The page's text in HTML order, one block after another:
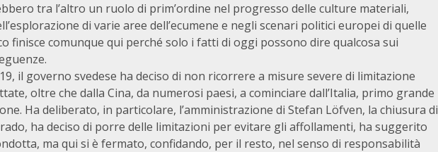
tra l’altro un ruolo di prim’ordine nel progresso delle culture materiali,
di varie aree dell’ecumene e negli scenari politici europei di quelle
finisce comunque qui perché solo i fatti di oggi possono dire qualcosa sui
il governo svedese ha deciso di non ricorrere a misure severe di limitazione
oltre che dalla Cina, da numerosi paesi, a cominciare dall’Italia, primo grande
Ha deliberato, in particolare, l’amministrazione di Stefan Löfven, la chiusura di
ha deciso di porre delle limitazioni per evitare gli affollamenti, ha suggerito
ma qui si è fermato, confidando, per il resto, nel senso di responsabilità